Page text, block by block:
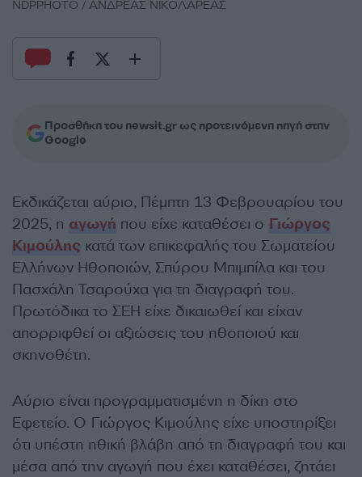
NDPPHOTO / ΑΝΔΡΕΑΣ ΝΙΚΟΛΑΡΕΑΣ
Προσθήκη του newsit.gr ως προτεινόμενη πηγή στην
Google
Εκδικάζεται αύριο, Πέμπτη 13 Φεβρουαρίου του
2025, η αγωγή που είχε καταθέσει ο Γιώργος
Κιμούλης κατά των επικεφαλής του Σωματείου
Ελλήνων Ηθοποιών, Σπύρου Μπιμπίλα και του
Πασχάλη Τσαρούχα για τη διαγραφή του.
Πρωτόδικα το ΣΕΗ είχε δικαιωθεί και είχαν
απορριφθεί οι αξιώσεις του ηθοποιού και
σκηνοθέτη.
Αύριο είναι προγραμματισμένη η δίκη στο
Εφετείο. Ο Γιώργος Κιμούλης είχε υποστηρίξει
ότι υπέστη ηθική βλάβη από τη διαγραφή του και
μέσα από την αγωγή που έχει καταθέσει, ζητάει